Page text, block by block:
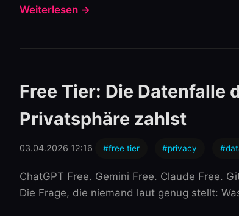
Weiterlesen →
Free Tier: Die Datenfalle
Privatsphäre zahlst
03.04.2026 12:16 #free tier #privacy
ChatGPT Free. Gemini Free. Claude Free.
Die Frage, die niemand laut genug stellt: